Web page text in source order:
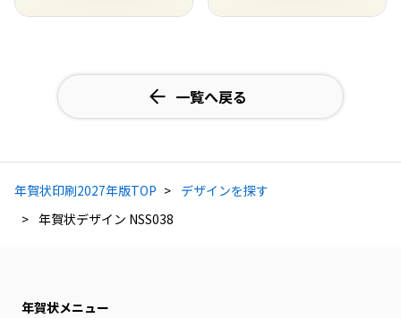
一覧へ戻る
年賀状印刷2027年版TOP
デザインを探す
年賀状デザイン NSS038
年賀状メニュー